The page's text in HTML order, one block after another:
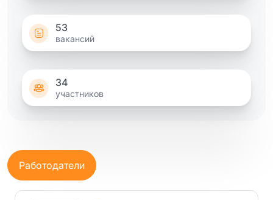
53
вакансий
34
участников
Работодатели